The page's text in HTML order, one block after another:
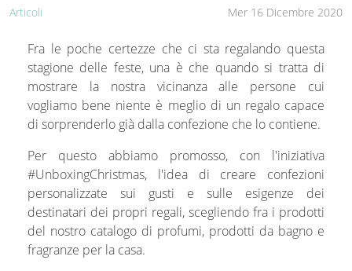
Mer 16 Dicembre 2020
Articoli
Fra le poche certezze che ci sta regalando questa
stagione delle feste, una è che quando si tratta di
mostrare la nostra vicinanza alle persone cui
vogliamo bene niente è meglio di un regalo capace
di sorprenderlo già dalla confezione che lo contiene.
Per questo abbiamo promosso, con l'iniziativa
#UnboxingChristmas, l'idea di creare confezioni
personalizzate sui gusti e sulle esigenze dei
destinatari dei propri regali, scegliendo fra i prodotti
del nostro catalogo di profumi, prodotti da bagno e
fragranze per la casa.